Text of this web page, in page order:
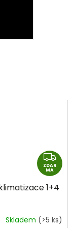
Z
D
R
A
ZDAR
MA
1+4
Skladem (>5 ks)